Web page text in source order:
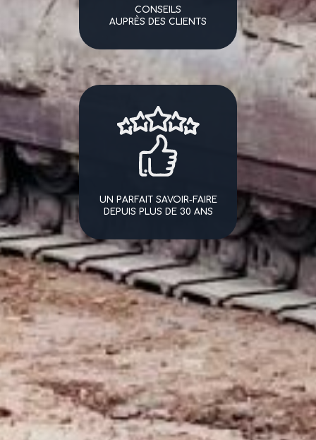
CONSEILS
AUPRÈS DES CLIENTS
UN PARFAIT SAVOIR-FAIRE
DEPUIS PLUS DE 30 ANS